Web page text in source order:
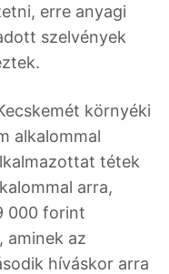
erre anyagi
szelvények
környéki
alkalommal
tétek
arra,
000 forint
aminek az
híváskor arra